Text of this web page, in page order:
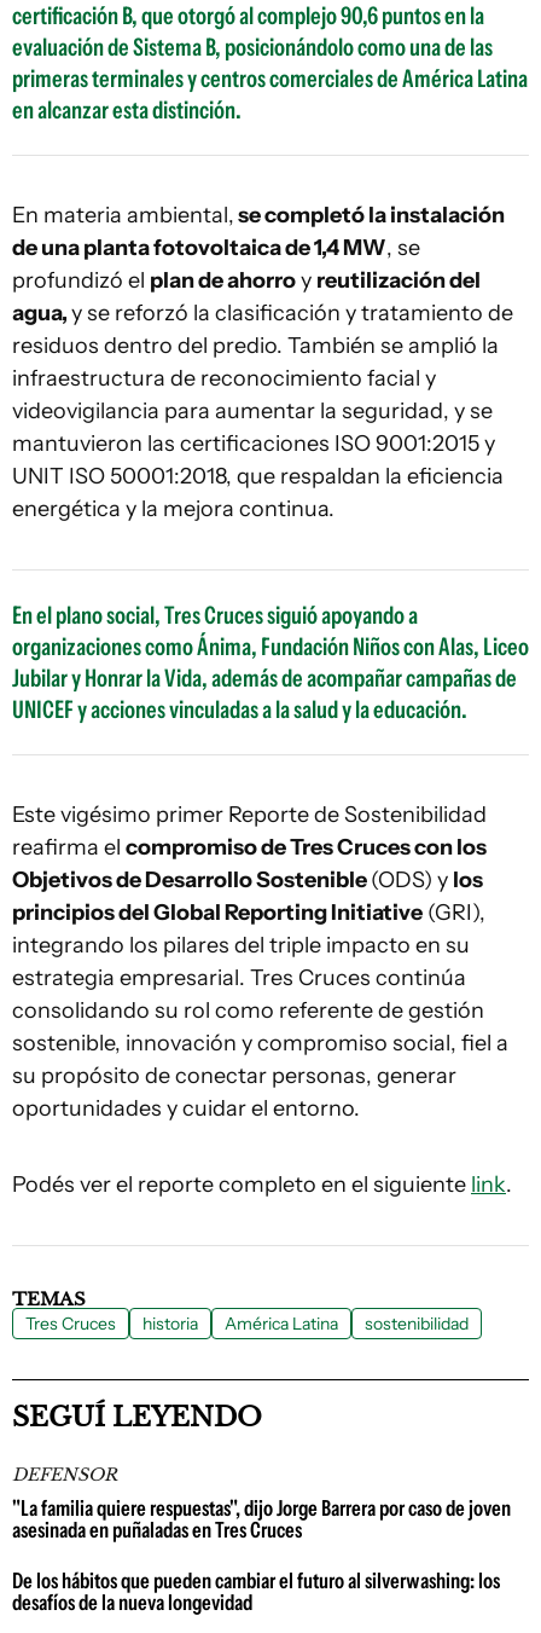
certificación B, que otorgó al complejo 90,6 puntos en la
evaluación de Sistema B, posicionándolo como una de las
primeras terminales y centros comerciales de América Latina
en alcanzar esta distinción.
En materia ambiental,se completó la instalación
de una planta fotovoltaica de 1,4 MW, se
profundizó el plan de ahorroy reutilización del
agua,y se reforzó la clasificación y tratamiento de
residuos dentro del predio. También se amplió la
infraestructura de reconocimiento facial y
videovigilancia para aumentar la seguridad, y se
mantuvieron las certificaciones ISO 9001:2015 y
UNIT ISO 50001:2018, que respaldan la eficiencia
energética y la mejora continua.
En el plano social, Tres Cruces siguió apoyando a
organizaciones como Ánima, Fundación Niños con Alas, Liceo
Jubilar y Honrar la Vida, además de acompañar campañas de
UNICEF y acciones vinculadas a la salud y la educación.
Este vigésimo primer Reporte de Sostenibilidad
reafirma el compromiso de Tres Cruces con los
Objetivos de Desarrollo Sostenible(ODS) y los
principios del Global Reporting Initiative (GRI),
integrando los pilares del triple impacto en su
estrategia empresarial. Tres Cruces continúa
consolidando su rol como referente de gestión
sostenible, innovación y compromiso social, fiel a
su propósito de conectar personas, generar
oportunidades y cuidar el entorno.
Podés ver el reporte completo en el siguiente link.
TEMAS
Tres Cruces historia América Latina sostenibilidad
SEGUÍ LEYENDO
DEFENSOR
"La familia quiere respuestas", dijo Jorge Barrera por caso de joven
asesinada en puñaladas en Tres Cruces
De los hábitos que pueden cambiar el futuro al silverwashing: los
desafíos de la nueva longevidad